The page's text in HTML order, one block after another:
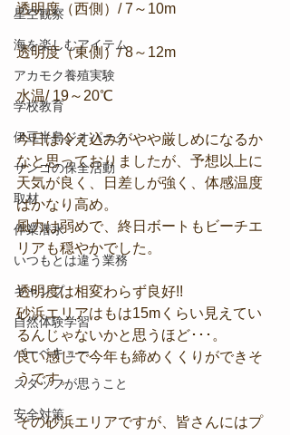
星空観察
海を楽しむアイテム
アカモク養殖実験
学校教育
伊豆半島ジオパーク
サンゴの保全活動
取材
作業潜水
いつもとは違う業務
キャンプ
自然体験学習
バーベキュー
スタッフが思うこと
安全対策
透明度（西側）/ 7～10m
透明度（東側）/ 8～12m
水温/ 19～20℃
今日は冷え込みがやや厳しめになるか
なと思っておりましたが、予想以上に
天気が良く、日差しが強く、体感温度
はかなり高め。
風力は弱めで、終日ボートもビーチエ
リアも穏やかでした。
透明度は相変わらず良好!!
砂浜エリアはもは15mくらい見えてい
るんじゃないかと思うほど･･･。
良い感じで今年も締めくくりができそ
うです。
その砂浜エリアですが、皆さんにはプ